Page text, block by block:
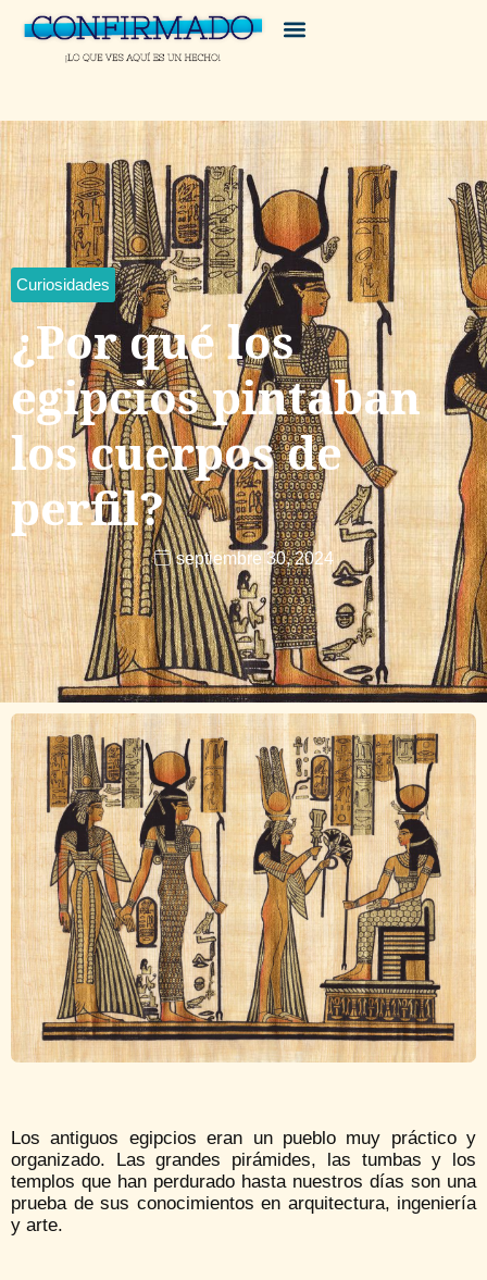
Curiosidades
¿Por qué los
egipcios pintaban
los cuerpos de
perfil?
septiembre 30, 2024
Los antiguos egipcios eran un pueblo muy práctico y
organizado. Las grandes pirámides, las tumbas y los
templos que han perdurado hasta nuestros días son una
prueba de sus conocimientos en arquitectura, ingeniería
y arte.